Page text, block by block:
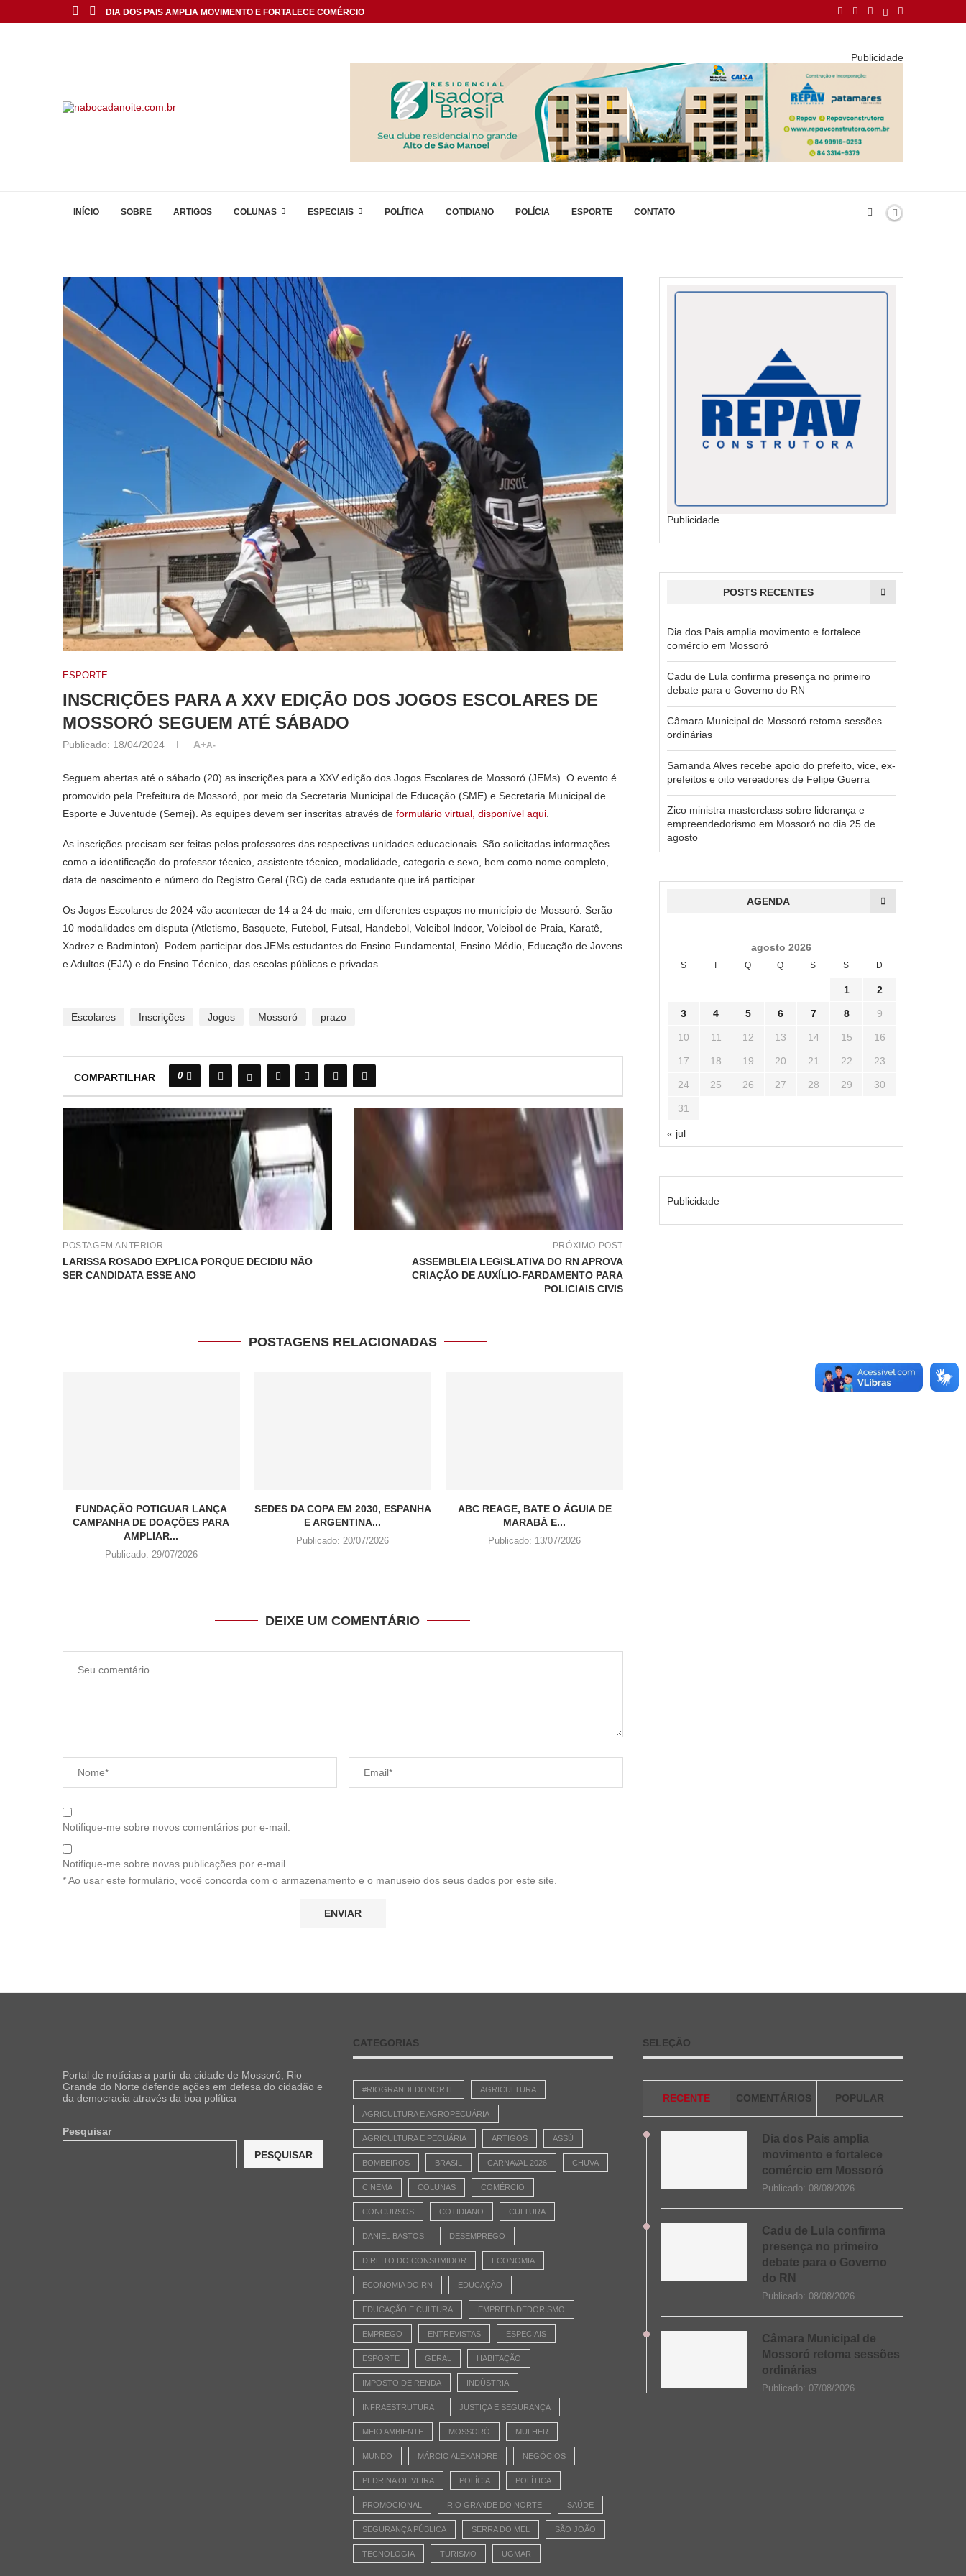
DIA DOS PAIS AMPLIA MOVIMENTO E FORTALECE COMÉRCIO...
Publicidade
INÍCIO SOBRE ARTIGOS COLUNAS ESPECIAIS POLÍTICA COTIDIANO POLÍCIA ESPORTE CONTATO
ESPORTE
INSCRIÇÕES PARA A XXV EDIÇÃO DOS JOGOS ESCOLARES DE
MOSSORÓ SEGUEM ATÉ SÁBADO
Publicado: 18/04/2024 A+A-
Seguem abertas até o sábado (20) as inscrições para a XXV edição dos Jogos Escolares de Mossoró (JEMs). O evento é
promovido pela Prefeitura de Mossoró, por meio da Secretaria Municipal de Educação (SME) e Secretaria Municipal de
Esporte e Juventude (Semej). As equipes devem ser inscritas através de formulário virtual, disponível aqui
As inscrições precisam ser feitas pelos professores das respectivas unidades educacionais. São solicitadas informações
como a identificação do professor técnico, assistente técnico, modalidade, categoria e sexo, bem como nome completo,
data de nascimento e número do Registro Geral (RG) de cada estudante que irá participar.
Os Jogos Escolares de 2024 vão acontecer de 14 a 24 de maio, em diferentes espaços no município de Mossoró. Serão
10 modalidades em disputa (Atletismo, Basquete, Futebol, Futsal, Handebol, Voleibol Indoor, Voleibol de Praia, Karatê,
Xadrez e Badminton). Podem participar dos JEMs estudantes do Ensino Fundamental, Ensino Médio, Educação de Jovens
e Adultos (EJA) e do Ensino Técnico, das escolas públicas e privadas.
Escolares Inscrições Jogos Mossoró prazo
COMPARTILHAR 0
POSTAGEM ANTERIOR
LARISSA ROSADO EXPLICA PORQUE DECIDIU NÃO
SER CANDIDATA ESSE ANO
PRÓXIMO POST
ASSEMBLEIA LEGISLATIVA DO RN APROVA
CRIAÇÃO DE AUXÍLIO-FARDAMENTO PARA
POLICIAIS CIVIS
POSTAGENS RELACIONADAS
FUNDAÇÃO POTIGUAR LANÇA
CAMPANHA DE DOAÇÕES PARA
AMPLIAR...
Publicado: 29/07/2026
SEDES DA COPA EM 2030, ESPANHA
E ARGENTINA...
Publicado: 20/07/2026
ABC REAGE, BATE O ÁGUIA DE
MARABÁ E...
Publicado: 13/07/2026
DEIXE UM COMENTÁRIO
Notifique-me sobre novos comentários por e-mail.
Notifique-me sobre novas publicações por e-mail.
* Ao usar este formulário, você concorda com o armazenamento e o manuseio dos seus dados por este site.
Publicidade
POSTS RECENTES
Dia dos Pais amplia movimento e fortalece
comércio em Mossoró
Cadu de Lula confirma presença no primeiro
debate para o Governo do RN
Câmara Municipal de Mossoró retoma sessões
ordinárias
Samanda Alves recebe apoio do prefeito, vice, ex-
prefeitos e oito vereadores de Felipe Guerra
Zico ministra masterclass sobre liderança e
empreendedorismo em Mossoró no dia 25 de
agosto
AGENDA
agosto 2026
S T Q Q S S D
1 2
3 4 5 6 7 8 9
10 11 12 13 14 15 16
17 18 19 20 21 22 23
24 25 26 27 28 29 30
31
« jul
Publicidade
Portal de notícias a partir da cidade de Mossoró, Rio
Grande do Norte defende ações em defesa do cidadão e
da democracia através da boa política
Pesquisar
PESQUISAR
CATEGORIAS
#RIOGRANDEDONORTE AGRICULTURA
AGRICULTURA E AGROPECUÁRIA
AGRICULTURA E PECUÁRIA ARTIGOS ASSÚ
BOMBEIROS BRASIL CARNAVAL 2026 CHUVA
CINEMA COLUNAS COMÉRCIO
CONCURSOS COTIDIANO CULTURA
DANIEL BASTOS DESEMPREGO
DIREITO DO CONSUMIDOR ECONOMIA
ECONOMIA DO RN EDUCAÇÃO
EDUCAÇÃO E CULTURA EMPREENDEDORISMO
EMPREGO ENTREVISTAS ESPECIAIS
ESPORTE GERAL HABITAÇÃO
IMPOSTO DE RENDA INDÚSTRIA
INFRAESTRUTURA JUSTIÇA E SEGURANÇA
MEIO AMBIENTE MOSSORÓ MULHER
MUNDO MÁRCIO ALEXANDRE NEGÓCIOS
PEDRINA OLIVEIRA POLÍCIA POLÍTICA
PROMOCIONAL RIO GRANDE DO NORTE SAÚDE
SEGURANÇA PÚBLICA SERRA DO MEL SÃO JOÃO
TECNOLOGIA TURISMO UGMAR
SELEÇÃO
RECENTE COMENTÁRIOS POPULAR
Dia dos Pais amplia
movimento e fortalece
comércio em Mossoró
Publicado: 08/08/2026
Cadu de Lula confirma
presença no primeiro
debate para o Governo
do RN
Publicado: 08/08/2026
Câmara Municipal de
Mossoró retoma sessões
ordinárias
Publicado: 07/08/2026